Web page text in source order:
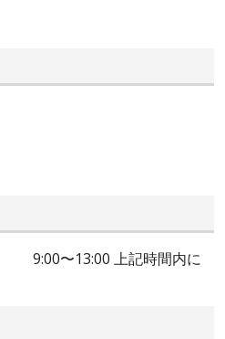
〜13:00 上記時間内に